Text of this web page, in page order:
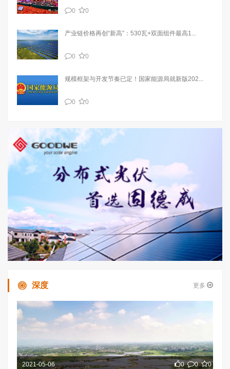
0 0
产业链价格再创“新高”：530瓦+双面组件最高1...
0 0
规模框架与开发节奏已定！国家能源局就新版202...
0 0
深度 更多
2021-05-06 0 0 0